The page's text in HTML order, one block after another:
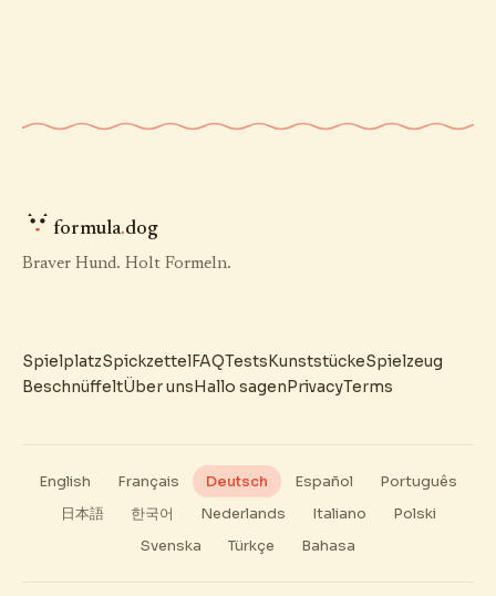
formula.dog
Braver Hund. Holt Formeln.
SpielplatzSpickzettelFAQTestsKunststückeSpielzeug
BeschnüffeltÜber unsHallo sagenPrivacyTerms
English Français Deutsch Español
Português
日本語
한국어 Nederlands Italiano
Polski
Svenska
Türkçe Bahasa